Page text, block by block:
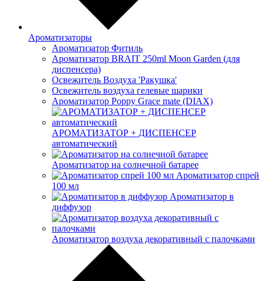
Ароматизаторы
Ароматизатор Фитиль
Ароматизатор BRAIT 250ml Moon Garden (для
диспенсера)
Освежитель Воздуха 'Ракушка'
Освежитель воздуха гелевые шарики
Ароматизатор Poppy Grace mate (DIAX)
АРОМАТИЗАТОР + ДИСПЕНСЕР
автоматический
Ароматизатор на солнечной батарее
Ароматизатор спрей
100 мл
Ароматизатор в
диффузор
Ароматизатор воздуха декоративный с палочками